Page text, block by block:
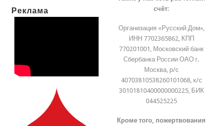
Реклама
счёт:
Организация «Русский Дом»,
ИНН 7702365862, КПП
770201001, Московский банк
Сбербанка России ОАО г.
Москва, р/с
40703810538260101068, к/с
30101810400000000225, БИК
044525225
Кроме того, пожертвования